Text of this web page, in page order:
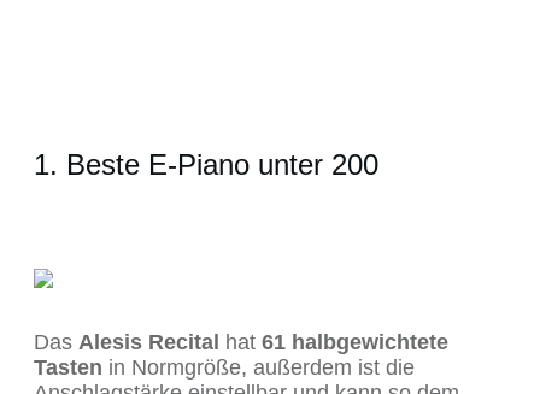
1. Beste E-Piano unter 200
Das Alesis Recital hat 61 halbgewichtete
Tasten in Normgröße, außerdem ist die